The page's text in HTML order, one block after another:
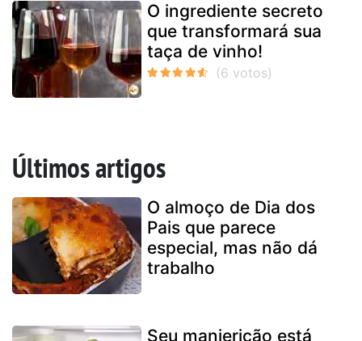
O ingrediente secreto
que transformará sua
taça de vinho!
Últimos artigos
O almoço de Dia dos
Pais que parece
especial, mas não dá
trabalho
Seu manjericão está